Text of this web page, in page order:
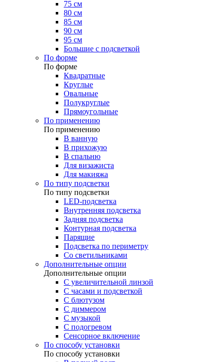
75 см
80 см
85 см
90 см
95 см
Большие с подсветкой
По форме
По форме
Квадратные
Круглые
Овальные
Полукруглые
Прямоугольные
По применению
По применению
В ванную
В прихожую
В спальню
Для визажиста
Для макияжа
По типу подсветки
По типу подсветки
LED-подсветка
Внутренняя подсветка
Задняя подсветка
Контурная подсветка
Парящие
Подсветка по периметру
Со светильниками
Дополнительные опции
Дополнительные опции
C увеличительной линзой
C часами и подсветкой
С блютузом
С диммером
С музыкой
С подогревом
Сенсорное включение
По способу установки
По способу установки